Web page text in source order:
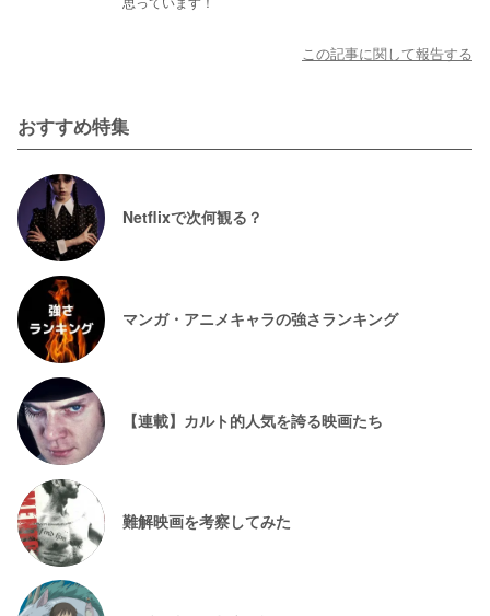
この記事に関して報告する
おすすめ特集
Netflixで次何観る？
マンガ・アニメキャラの強さランキング
【連載】カルト的人気を誇る映画たち
難解映画を考察してみた